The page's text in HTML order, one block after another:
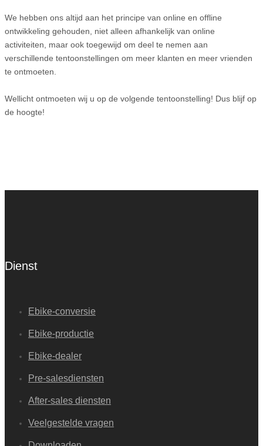
We hebben ons altijd aan het principe van online en offline
ontwikkeling gehouden, niet alleen afhankelijk van online
activiteiten, maar ook toegewijd om deel te nemen aan
verschillende tentoonstellingen om meer klanten en meer vrienden
te ontmoeten.
Wellicht ontmoeten wij u op de volgende tentoonstelling! Dus blijf op
de hoogte!
Dienst
Ebike-conversie
Ebike-productie
Ebike-dealer
Pre-salesdiensten
After-sales diensten
Veelgestelde vragen